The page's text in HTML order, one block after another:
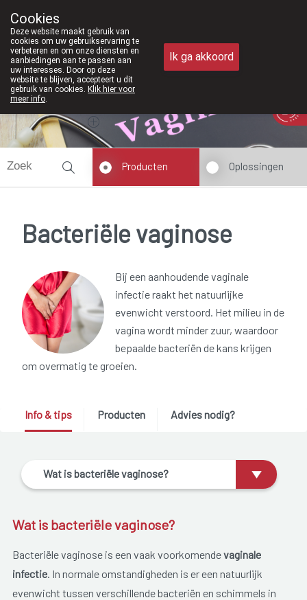
011/610300
Vandaag
Producten Oplossingen
Bacteriële vaginose
Bij een aanhoudende vaginale
infectie raakt het natuurlijke
evenwicht verstoord. Het milieu in de
vagina wordt minder zuur, waardoor
bepaalde bacteriën de kans krijgen
om overmatig te groeien.
Info & tips Producten Advies nodig?
Wat is bacteriële vaginose?
Wat is bacteriële vaginose?
Bacteriële vaginose is een vaak voorkomendevaginale
infectie. In normale omstandigheden is er een natuurlijk
evenwicht tussen verschillende bacteriën en schimmels in
Cookies
Deze website maakt gebruik van
cookies om uw gebruikservaring te
verbeteren en om onze diensten en
aanbiedingen aan te passen aan
uw interesses. Door op deze
website te blijven, accepteert u dit
gebruik van cookies. Klik hier voor
meer info.
Ik ga akkoord